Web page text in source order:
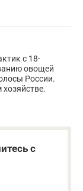
с 18-
овощей
России.
хозяйстве.
с